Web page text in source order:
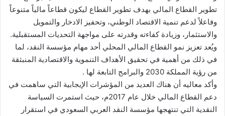
تطوير القطاع المالي بهدف تطوير القطاع ليكون قطاعاً مالياً متنوعاً
وفاعلاً لدعم تنمية الاقتصاد الوطني، وتحفيز الادخار والتمويل
والاستثمار، وزيادة كفاءته وقدرته على مواجهة التحديات المستقبلية.
ويُعد تعزيز نمو القطاع المالي المحلي أحد مهام مؤسسة النقد، لما
في ذلك من أهمية في تحقيق الأهداف التنموية والاقتصادية المنبثقة
من رؤية المملكة 2030 والبرامج التابعة لها .
وأكد معاليه أن هناك العديد من المؤشرات الإيجابية التي ساهمت في
دعم القطاع المالي خلال عام 2017م، حيث استمرت السياسة
النقدية التي تنتهجها مؤسسة النقد العربي السعودي في استقرار